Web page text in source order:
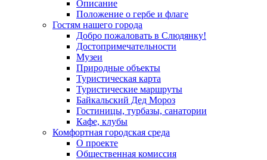
Описание
Положение о гербе и флаге
Гостям нашего города
Добро пожаловать в Слюдянку!
Достопримечательности
Музеи
Природные объекты
Туристическая карта
Туристические маршруты
Байкальский Дед Мороз
Гостиницы, турбазы, санатории
Кафе, клубы
Комфортная городская среда
О проекте
Общественная комиссия